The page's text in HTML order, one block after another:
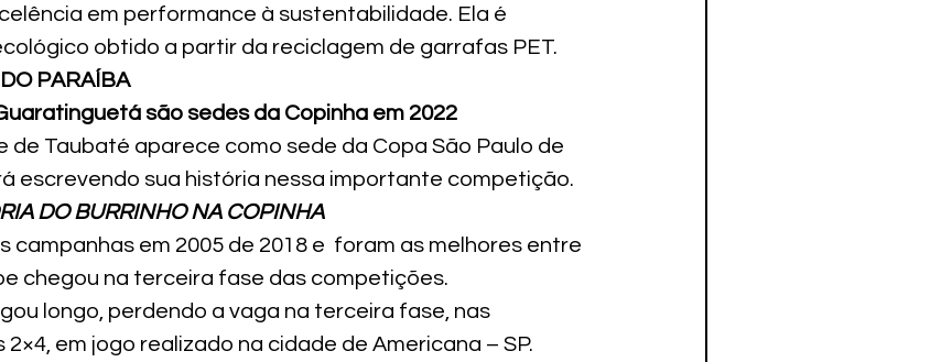
em performance à sustentabilidade. Ela é
obtido a partir da reciclagem de garrafas PET.
PARAÍBA
são sedes da Copinha em 2022
de Taubaté aparece como sede da Copa São Paulo de
escrevendo sua história nessa importante competição.
DO BURRINHO NA COPINHA
campanhas em 2005 de 2018 e  foram as melhores entre
chegou na terceira fase das competições.
longo, perdendo a vaga na terceira fase, nas
em jogo realizado na cidade de Americana – SP.